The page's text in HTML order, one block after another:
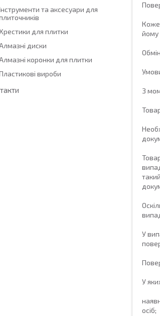
йому
З
У
У
осіб;
та аксесуари для
для плитки
диски
коронки для плитки
вироби